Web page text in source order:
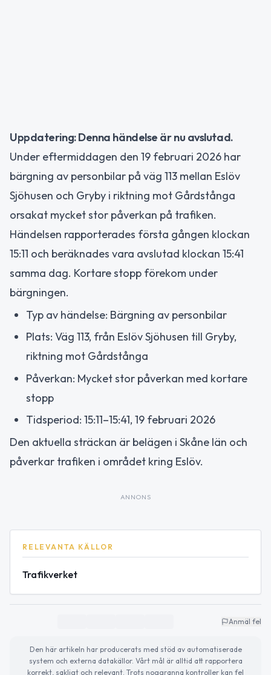
Uppdatering: Denna händelse är nu avslutad.
Under eftermiddagen den 19 februari 2026 har
bärgning av personbilar på väg 113 mellan Eslöv
Sjöhusen och Gryby i riktning mot Gårdstånga
orsakat mycket stor påverkan på trafiken.
Händelsen rapporterades första gången klockan
15:11 och beräknades vara avslutad klockan 15:41
samma dag. Kortare stopp förekom under
bärgningen.
Typ av händelse: Bärgning av personbilar
Plats: Väg 113, från Eslöv Sjöhusen till Gryby,
riktning mot Gårdstånga
Påverkan: Mycket stor påverkan med kortare
stopp
Tidsperiod: 15:11–15:41, 19 februari 2026
Den aktuella sträckan är belägen i Skåne län och
påverkar trafiken i området kring Eslöv.
ANNONS
RELEVANTA KÄLLOR
Trafikverket
Anmäl fel
Den här artikeln har producerats med stöd av automatiserade
system och externa datakällor. Vårt mål är alltid att rapportera
korrekt, sakligt och relevant. Trots noggranna kontroller kan fel